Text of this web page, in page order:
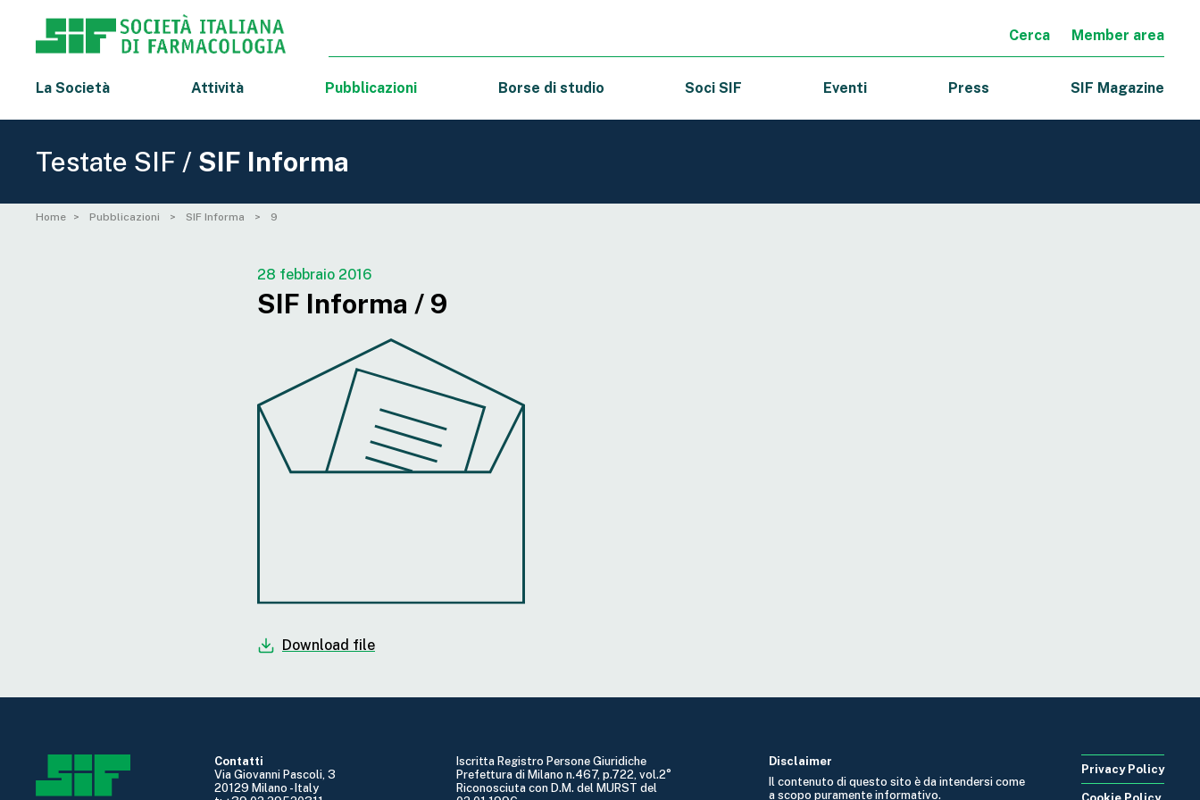
Cerca Member area
La Società Attività Pubblicazioni Borse di studio Soci SIF Eventi Press SIF Magazine
Testate SIF / SIF Informa
Home Pubblicazioni SIF Informa 9
28 febbraio 2016
SIF Informa / 9
Download file
Contatti
Via Giovanni Pascoli, 3
20129 Milano - Italy
Iscritta Registro Persone Giuridiche
Prefettura di Milano n.467, p.722, vol.2°
Riconosciuta con D.M. del MURST del
Disclaimer
Il contenuto di questo sito è da intendersi come
a scopo puramente informativo.
Privacy Policy